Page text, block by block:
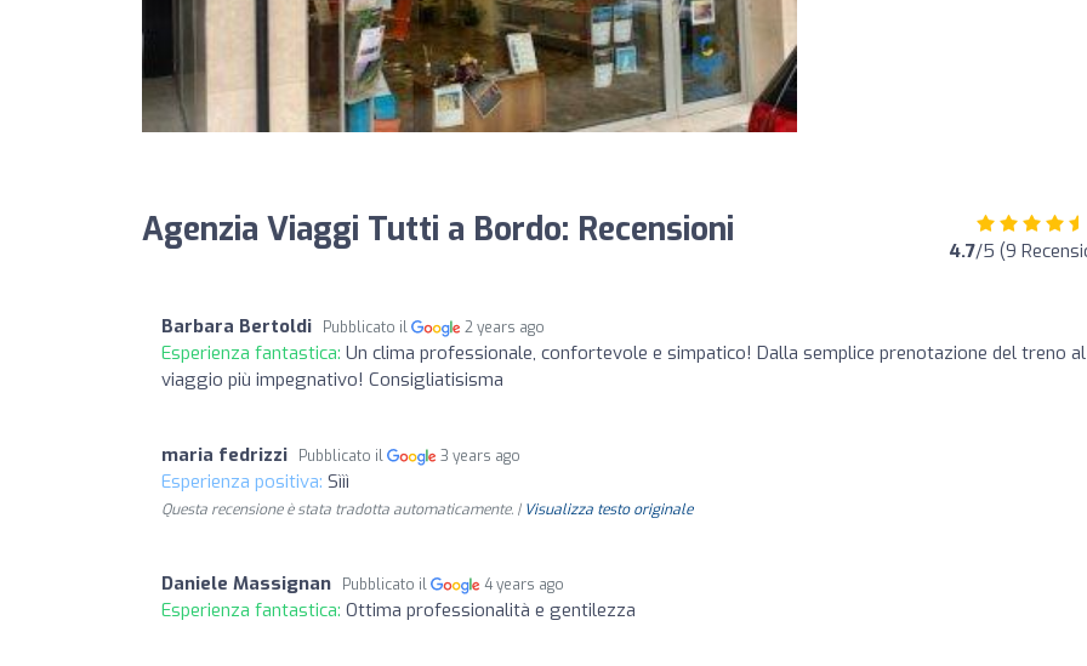
Agenzia Viaggi Tutti a Bordo: Recensioni 4.7/5 (9
Barbara Bertoldi Pubblicato il 2 years ago
Esperienza fantastica: Un clima professionale, confortevole e simpatico! Dalla semplice prenotazione del treno al
viaggio più impegnativo! Consigliatisisma
maria fedrizzi Pubblicato il 3 years ago
Esperienza positiva: Sììì
Questa recensione è stata tradotta automaticamente. | Visualizza testo originale
Daniele Massignan Pubblicato il 4 years ago
Esperienza fantastica: Ottima professionalità e gentilezza